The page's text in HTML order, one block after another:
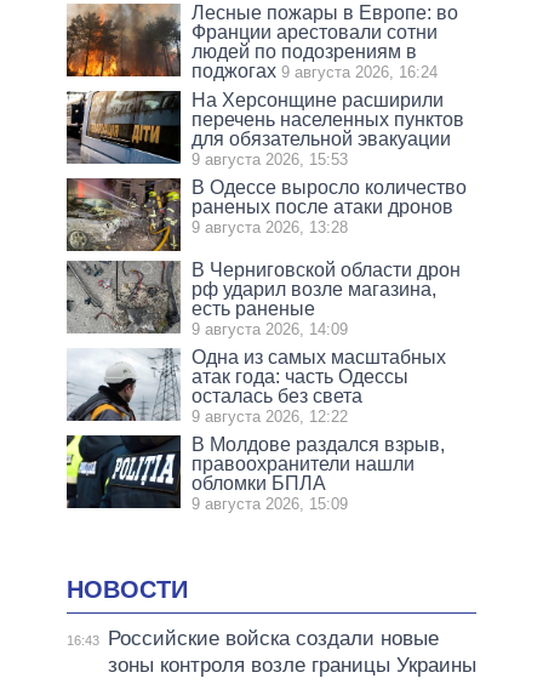
Лесные пожары в Европе: во
Франции арестовали сотни
людей по подозрениям в
поджогах 9 августа 2026, 16:24
На Херсонщине расширили
перечень населенных пунктов
для обязательной эвакуации
9 августа 2026, 15:53
В Одессе выросло количество
раненых после атаки дронов
9 августа 2026, 13:28
В Черниговской области дрон
рф ударил возле магазина,
есть раненые
9 августа 2026, 14:09
Одна из самых масштабных
атак года: часть Одессы
осталась без света
9 августа 2026, 12:22
В Молдове раздался взрыв,
правоохранители нашли
обломки БПЛА
9 августа 2026, 15:09
НОВОСТИ
16:43
Российские войска создали новые
зоны контроля возле границы Украины